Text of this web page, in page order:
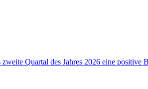
Quartal des Jahres 2026 eine positive